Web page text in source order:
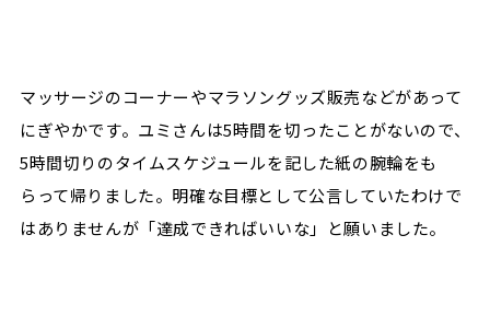
マッサージのコーナーやマラソングッズ販売などがあって
にぎやかです。ユミさんは5時間を切ったことがないので、
5時間切りのタイムスケジュールを記した紙の腕輪をも
らって帰りました。明確な目標として公言していたわけで
はありませんが「達成できればいいな」と願いました。